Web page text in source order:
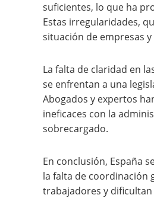
suficientes, lo que ha
Estas irregularidades,
situación de empresas
La falta de claridad en
se enfrentan a una
Abogados y expertos
ineficaces con la
sobrecargado.
En conclusión, España
la falta de coordinación
trabajadores y